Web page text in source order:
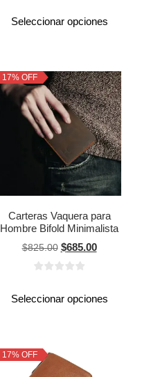
Seleccionar opciones
17% OFF
Carteras Vaquera para
Hombre Bifold Minimalista
$825.00 $685.00
Seleccionar opciones
17% OFF